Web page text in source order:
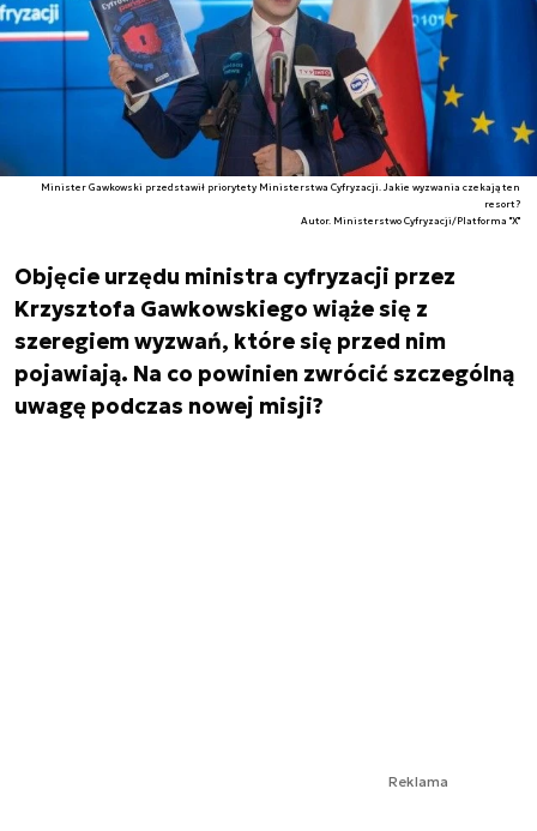
Minister Gawkowski przedstawił priorytety Ministerstwa Cyfryzacji. Jakie wyzwania czekają ten
resort?
Autor. Ministerstwo Cyfryzacji/Platforma "X"
Objęcie urzędu ministra cyfryzacji przez
Krzysztofa Gawkowskiego wiąże się z
szeregiem wyzwań, które się przed nim
pojawiają. Na co powinien zwrócić szczególną
uwagę podczas nowej misji?
Reklama